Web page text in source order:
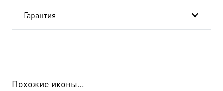
Гарантия
Похожие иконы…